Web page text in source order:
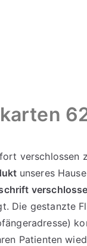
verschlossen
unseres
Die gestanzte
Patienten